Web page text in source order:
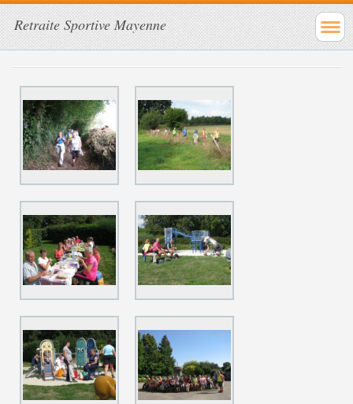
Retraite Sportive Mayenne